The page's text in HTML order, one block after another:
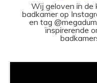
Wij geloven in de
badkamer op
en tag
inspirerende